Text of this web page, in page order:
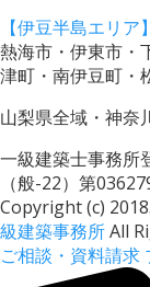
【伊豆半島エリア】
熱海市・伊東市・
津町・南伊豆町・
山梨県全域・神奈
一級建築士事務所
（般-22）第
Copyright (c) 2018.
級建築事務所All
ご相談・資料請求